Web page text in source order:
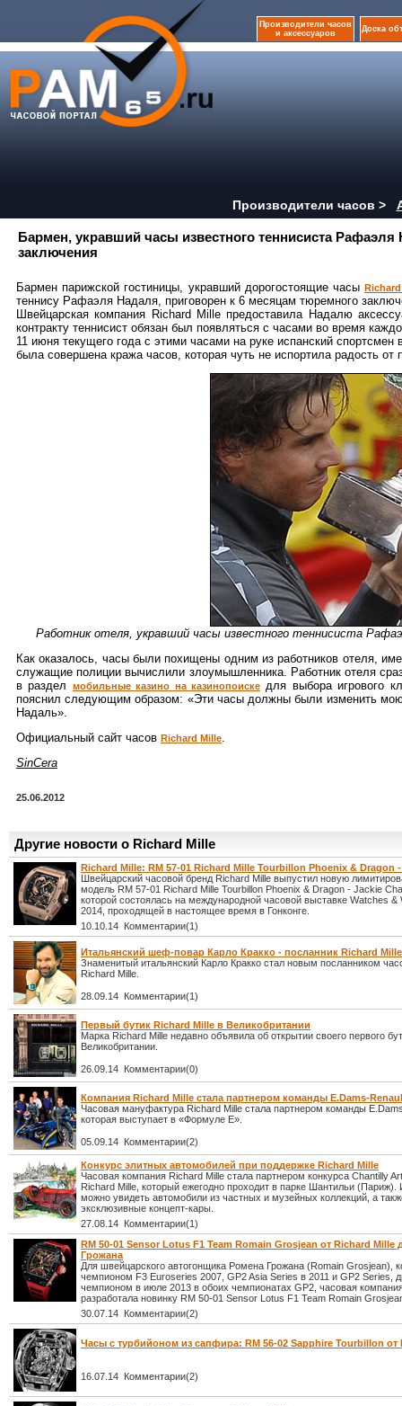
Производители часов
и аксессуаров
Доска
Производители часов >
Бармен, укравший часы известного теннисиста
заключения
Бармен парижской гостиницы, укравший дорогостоящие часы
теннису Рафаэля Надаля, приговорен к 6 месяцам тюремного
Швейцарская компания Richard Mille предоставила Надалю
контракту теннисист обязан был появляться с часами во время
11 июня текущего года с этими часами на руке испанский
была совершена кража часов, которая чуть не испортила радость от
Работник отеля, укравший часы известного теннисиста
Как оказалось, часы были похищены одним из работников отеля,
служащие полиции вычислили злоумышленника. Работник отеля
в раздел
мобильные казино на казинопоискедля выбора игрового
пояснил следующим образом: «Эти часы должны были изменить
Надаль».
Официальный сайт часов Richard Mille.
SinCera
25.06.2012
Другие новости о Richard Mille
Richard Mille: RM 57-01 Richard Mille Tourbillon Phoenix & Dragon
Швейцарский часовой бренд Richard Mille выпустил новую
модель RM 57-01 Richard Mille Tourbillon Phoenix & Dragon - Jackie
которой состоялась на международной часовой выставке Watches &
2014, проходящей в настоящее время в Гонконге.
10.10.14 Комментарии(1)
Итальянский шеф-повар Карло Кракко - посланник Richard Mille
Знаменитый итальянский Карло Кракко стал новым посланником
Richard Mille.
28.09.14 Комментарии(1)
Первый бутик Richard Mille в Великобритании
Марка Richard Mille недавно объявила об открытии своего первого
Великобритании.
26.09.14 Комментарии(0)
Компания Richard Mille стала партнером команды E.Dams-
Часовая мануфактура Richard Mille стала партнером команды
которая выступает в «Формуле Е».
05.09.14 Комментарии(2)
Конкурс элитных автомобилей при поддержке Richard Mille
Часовая компания Richard Mille стала партнером конкурса Chantilly
Richard Mille, который ежегодно проходит в парке Шантильи (Париж).
можно увидеть автомобили из частных и музейных коллекций, а
эксклюзивные концепт-кары.
27.08.14 Комментарии(1)
RM 50-01 Sensor Lotus F1 Team Romain Grosjean от Richard Mille
Грожана
Для швейцарского автогонщика Ромена Грожана (Romain Grosjean),
чемпионом F3 Euroseries 2007, GP2 Asia Series в 2011 и GP2 Series,
чемпионом в июле 2013 в обоих чемпионатах GP2, часовая
разработала новинку RM 50-01 Sensor Lotus F1 Team Romain
30.07.14 Комментарии(2)
Часы с турбийоном из сапфира: RM 56-02 Sapphire Tourbillon от
16.07.14 Комментарии(2)